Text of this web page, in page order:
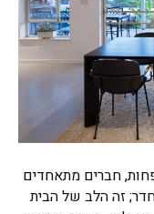
חברים מתאחדים
חדר; זה הלב של הבית